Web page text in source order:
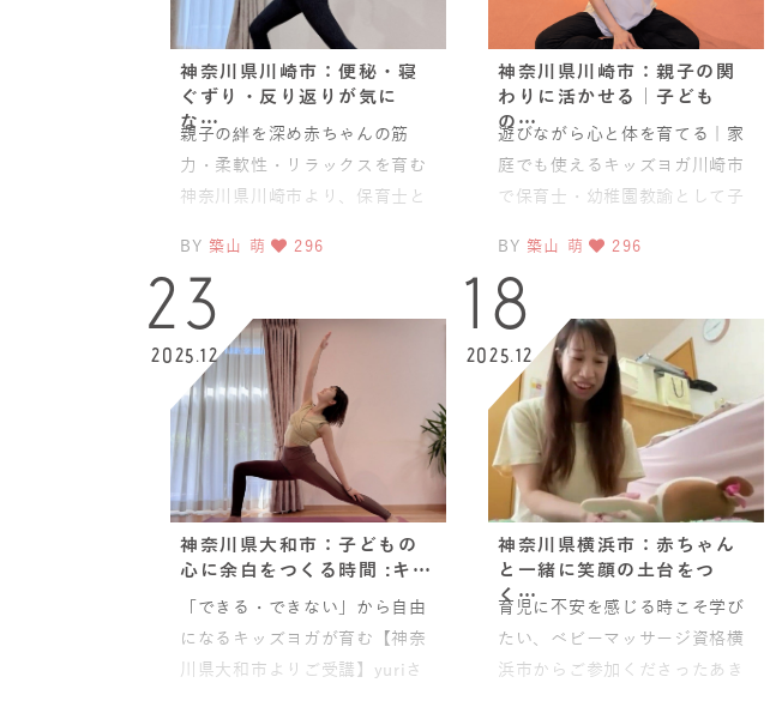
神奈川県川崎市：便秘・寝
ぐずり・反り返りが気に
な…
親子の絆を深め赤ちゃんの筋
力・柔軟性・リラックスを育む
神奈川県川崎市より、保育士と
んが、JAHA協会のベビー
BY 築山 萌 296
神奈川県川崎市：親子の関
わりに活かせる｜子ども
の…
遊びながら心と体を育てる｜家
庭でも使えるキッズヨガ川崎市
で保育士・幼稚園教諭として子
つみきさんに、リトル＆キッズ
BY 築山 萌 296
23
2025.12
神奈川県大和市：子どもの
心に余白をつくる時間 :キ…
「できる・できない」から自由
になるキッズヨガが育む【神奈
川県大和市よりご受講】yuriさ
18
2025.12
神奈川県横浜市：赤ちゃん
と一緒に笑顔の土台をつ
く…
育児に不安を感じる時こそ学び
たい、ベビーマッサージ資格横
浜市からご参加くださったあき